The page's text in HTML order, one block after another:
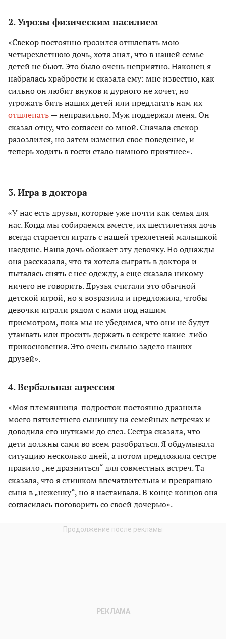
2. Угрозы физическим насилием
«Свекор постоянно грозился отшлепать мою
четырехлетнюю дочь, хотя знал, что в нашей семье
детей не бьют. Это было очень неприятно. Наконец я
набралась храбрости и сказала ему: мне известно, как
сильно он любит внуков и дурного не хочет, но
угрожать бить наших детей или предлагать нам их
отшлепать— неправильно. Муж поддержал меня. Он
сказал отцу, что согласен со мной. Сначала свекор
разозлился, но затем изменил свое поведение, и
теперь ходить в гости стало намного приятнее».
3. Игра в доктора
«У нас есть друзья, которые уже почти как семья для
нас. Когда мы собираемся вместе, их шестилетняя дочь
всегда старается играть с нашей трехлетней малышкой
наедине. Наша дочь обожает эту девочку. Но однажды
она рассказала, что та хотела сыграть в доктора и
пыталась снять с нее одежду, а еще сказала никому
ничего не говорить. Друзья считали это обычной
детской игрой, но я возразила и предложила, чтобы
девочки играли рядом с нами под нашим
присмотром, пока мы не убедимся, что они не будут
утаивать или просить держать в секрете какие-либо
прикосновения. Это очень сильно задело наших
друзей».
4. Вербальная агрессия
«Моя племянница-подросток постоянно дразнила
моего пятилетнего сынишку на семейных встречах и
доводила его шутками до слез. Сестра сказала, что
дети должны сами во всем разобраться. Я обдумывала
ситуацию несколько дней, а потом предложила сестре
правило „не дразниться“ для совместных встреч. Та
сказала, что я слишком впечатлительна и превращаю
сына в „неженку“, но я настаивала. В конце концов она
согласилась поговорить со своей дочерью».